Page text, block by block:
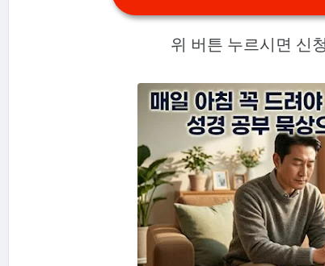
위 버튼 누르시면 신